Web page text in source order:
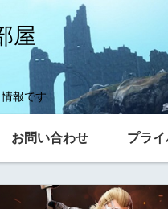
屋
報です
お問い合わせ プラ